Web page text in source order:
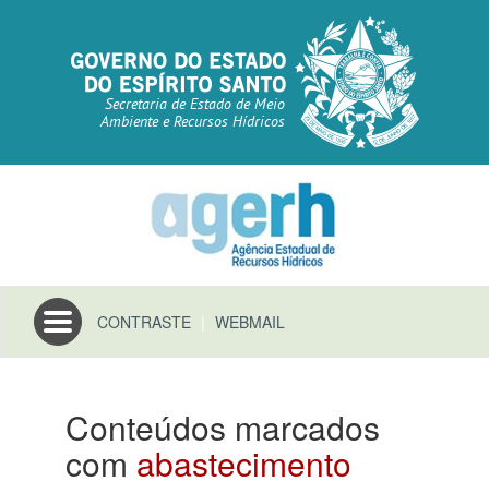
Secretaria de Estado de Meio
Ambiente e Recursos Hídricos
Toggle
navigation
CONTRASTE | WEBMAIL
Conteúdos marcados
com abastecimento